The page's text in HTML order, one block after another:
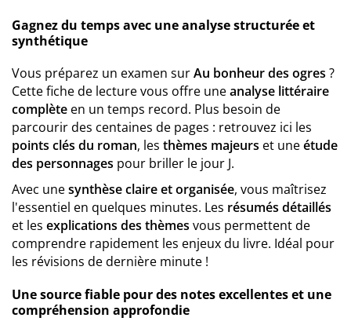
Gagnez du temps avec une analyse structurée et
synthétique
Vous préparez un examen surAu bonheur des ogres ?
Cette fiche de lecture vous offre uneanalyse littéraire
complète en un temps record. Plus besoin de
parcourir des centaines de pages : retrouvez ici les
points clés du roman, les thèmes majeurs et uneétude
des personnages pour briller le jour J.
Avec unesynthèse claire et organisée, vous maîtrisez
l'essentiel en quelques minutes. Les résumés détaillés
et les explications des thèmes vous permettent de
comprendre rapidement les enjeux du livre. Idéal pour
les révisions de dernière minute !
Une source fiable pour des notes excellentes et une
compréhension approfondie